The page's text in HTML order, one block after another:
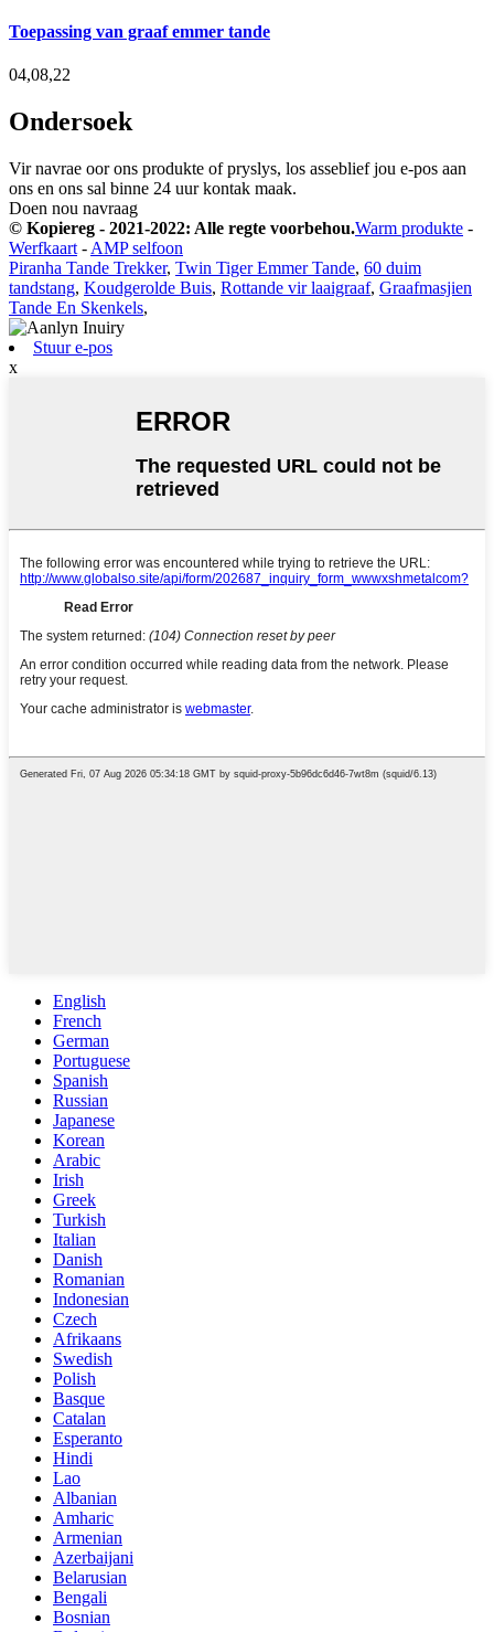
Toepassing van graaf emmer tande
04,08,22
Ondersoek
Vir navrae oor ons produkte of pryslys, los asseblief jou e-pos aan
ons en ons sal binne 24 uur kontak maak.
Doen nou navraag
© Kopiereg - 2021-2022: Alle regte voorbehou.Warm produkte -
Werfkaart - AMP selfoon
Piranha Tande Trekker, Twin Tiger Emmer Tande, 60 duim
tandstang, Koudgerolde Buis, Rottande vir laaigraaf, Graafmasjien
Tande En Skenkels,
Stuur e-pos
x
English
French
German
Portuguese
Spanish
Russian
Japanese
Korean
Arabic
Irish
Greek
Turkish
Italian
Danish
Romanian
Indonesian
Czech
Afrikaans
Swedish
Polish
Basque
Catalan
Esperanto
Hindi
Lao
Albanian
Amharic
Armenian
Azerbaijani
Belarusian
Bengali
Bosnian